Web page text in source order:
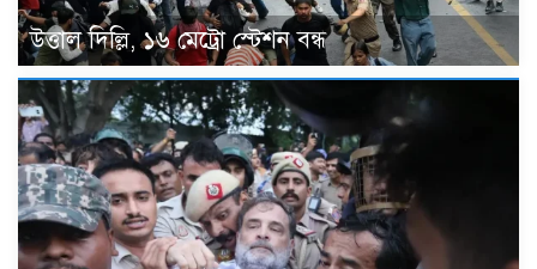
উত্তাল দিল্লি, ১৬ মেট্রো স্টেশন বন্ধ